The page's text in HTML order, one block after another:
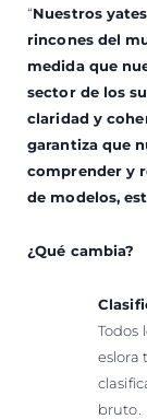
“Nuestros
rincones del
medida que
sector de los
claridad y
garantiza que
comprender y
de modelos,
¿Qué cambia?
Todos
eslora
bruto.